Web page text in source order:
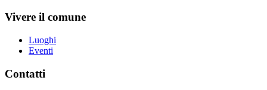
Vivere il comune
Luoghi
Eventi
Contatti